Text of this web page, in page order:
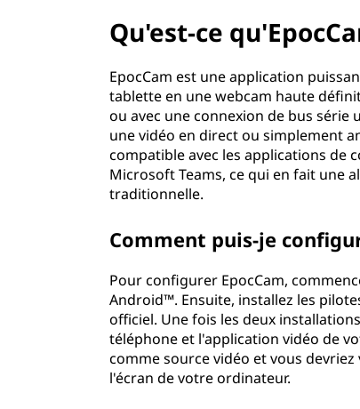
Qu'est-ce
EpocCam est une application
tablette en une webcam haute
ou avec une connexion de bus série
une vidéo en direct ou simplement
compatible avec les applications de
Microsoft Teams, ce qui en fait une
traditionnelle.
Comment puis-je
Pour configurer EpocCam,
Android™. Ensuite, installez les
officiel. Une fois les deux
téléphone et l'application vidéo de
comme source vidéo et vous
l'écran de votre ordinateur.